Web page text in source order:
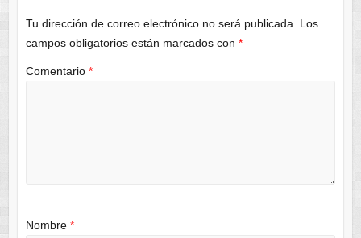
Tu dirección de correo electrónico no será publicada.
Los
campos obligatorios están marcados con *
Comentario *
Nombre *